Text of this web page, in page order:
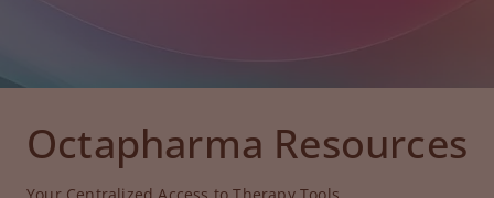
Octapharma Resources